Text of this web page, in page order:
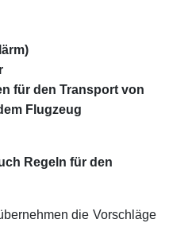
für den Transport von
Flugzeug
Regeln für den
die Vorschläge